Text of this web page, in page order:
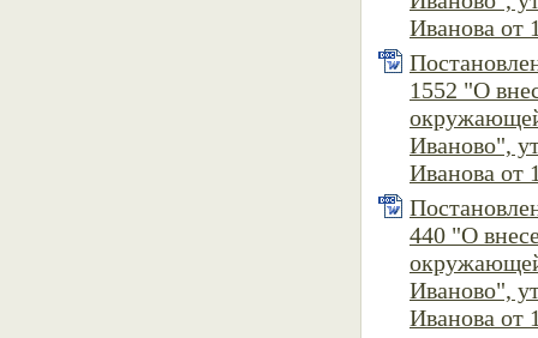
Иванова от
1552 "О
Иваново",
Иванова от
440 "О
Иваново",
Иванова от